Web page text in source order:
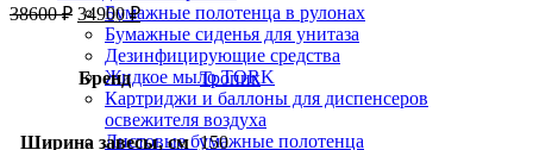
Бумажные полотенца в рулонах
Бумажные сиденья для унитаза
Дезинфицирующие средства
Жидкое мыло TORK
Картриджи и баллоны для диспенсеров
освежителя воздуха
Листовые бумажные полотенца
38600₽ 34900₽
Бренд Тропик
Ширина завесы, см 150